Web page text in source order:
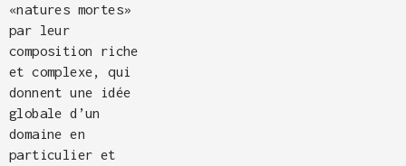
«natures mortes»
par leur
composition riche
et complexe, qui
donnent une idée
globale d’un
domaine en
particulier et